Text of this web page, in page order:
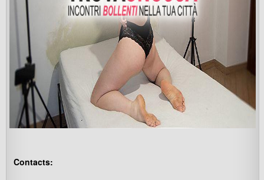
Contacts: